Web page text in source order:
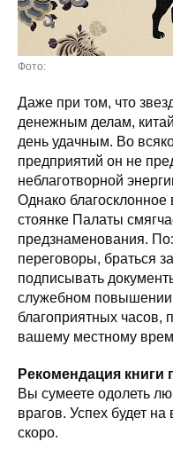
Фото:
Даже при том, что
денежным делам,
день удачным. Во
предприятий он не
неблаготворной
Однако
стоянке Палаты
предзнаменования.
переговоры, браться
подписывать
служебном повышении
благоприятных часов,
вашему местному
Рекомендация книги
Вы сумеете одолеть
врагов. Успех будет
скоро.